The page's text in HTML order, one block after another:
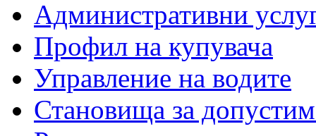
Административни
Профил на купувача
Управление на водите
Становища за